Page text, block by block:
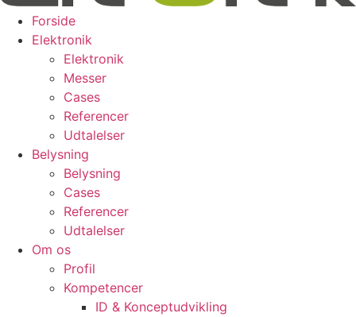
Forside
Elektronik
Elektronik
Messer
Cases
Referencer
Udtalelser
Belysning
Belysning
Cases
Referencer
Udtalelser
Om os
Profil
Kompetencer
ID & Konceptudvikling